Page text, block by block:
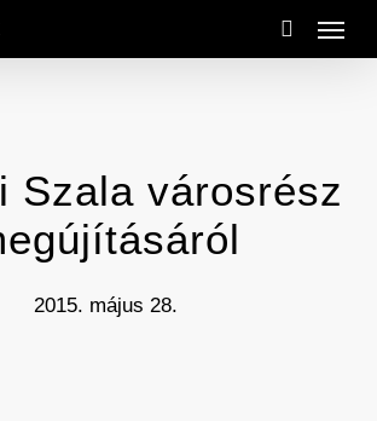
search
Menu
Szala városrész
2015. május 28.